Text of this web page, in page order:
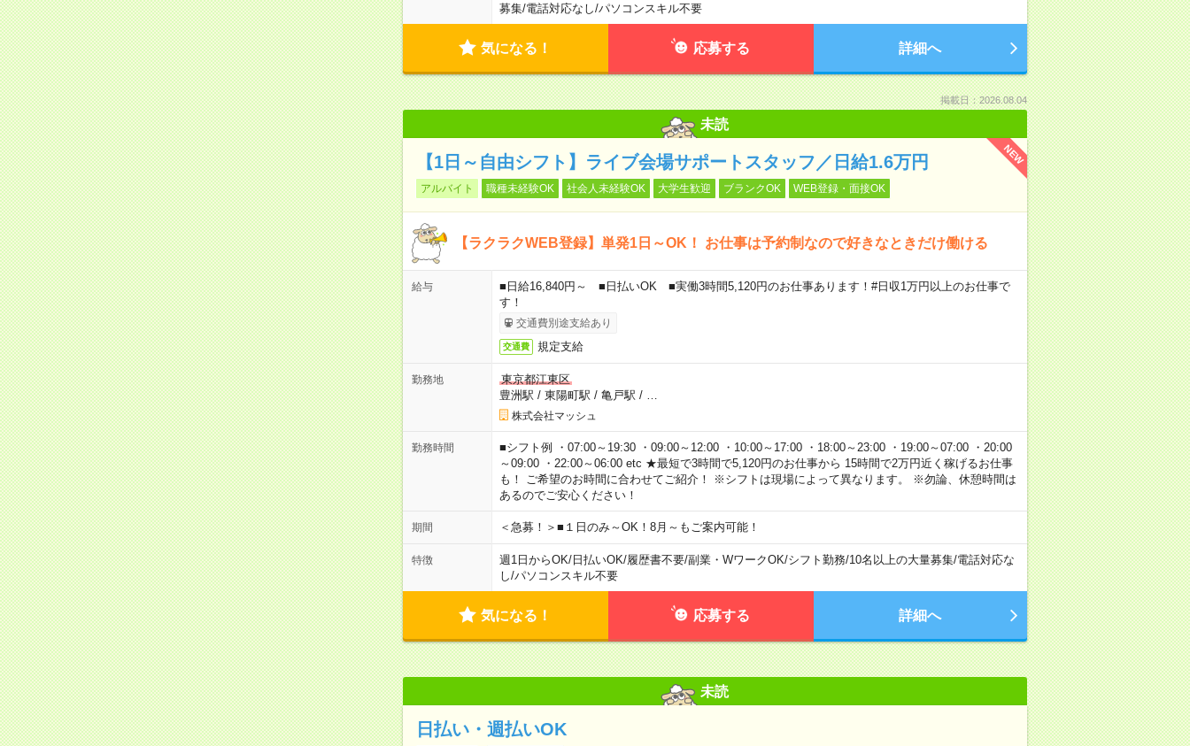
募集/電話対応なし/パソコンスキル不要
気になる！ 応募する 詳細へ
掲載日：2026.08.04
未読
NEW
【1日～自由シフト】ライブ会場サポートスタッフ／日給1.6万円
アルバイト 職種未経験OK 社会人未経験OK 大学生歓迎 ブランクOK WEB登録・面接OK
【ラクラクWEB登録】単発1日～OK！ お仕事は予約制なので好きなときだけ働ける
給与
■日給16,840円～ ■日払いOK ■実働3時間5,120円のお仕事あります！#日収1万円以上のお仕事で
す！
交通費別途支給あり
交通費 規定支給
勤務地
東京都江東区
豊洲駅 / 東陽町駅 / 亀戸駅 /
株式会社マッシュ
勤務時間
■シフト例 ・07:00～19:30 ・09:00～12:00 ・10:00～17:00 ・18:00～23:00 ・19:00～07:00 ・20:00
～09:00 ・22:00～06:00 etc ★最短で3時間で5,120円のお仕事から 15時間で2万円近く稼げるお仕事
も！ ご希望のお時間に合わせてご紹介！ ※シフトは現場によって異なります。 ※勿論、休憩時間は
あるのでご安心ください！
期間 ＜急募！＞■１日のみ～OK！8月～もご案内可能！
特徴 週1日からOK/日払いOK/履歴書不要/副業・WワークOK/シフト勤務/10名以上の大量募集/電話対応な
し/パソコンスキル不要
気になる！ 応募する 詳細へ
未読
日払い・週払いOK